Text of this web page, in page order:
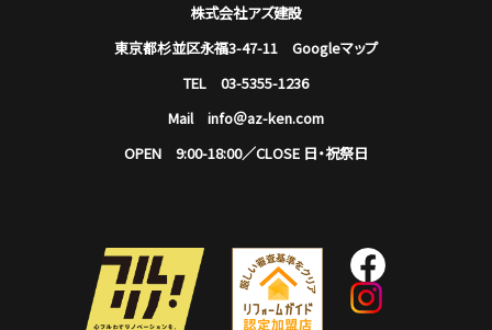
株式会社アズ建設
東京都杉並区永福3-47-11 Googleマップ
TEL 03-5355-1236
Mail info＠az-ken.com
OPEN 9:00-18:00／CLOSE 日・祝祭日